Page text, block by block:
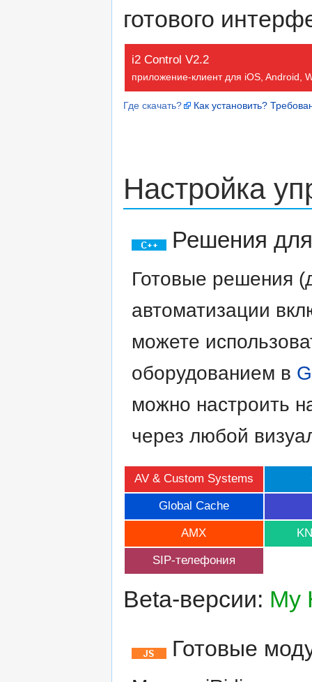
готового
i2 Control V2.2
приложение-клиент для iOS, Android,
Где скачать? Как установить?
Настройка
Решения
Готовые решения
автоматизации
можете
оборудованием в
можно настроить
через любой
AV & Custom Systems
Global Cache
AMX
SIP-телефония
Beta-версии: My
Готовые